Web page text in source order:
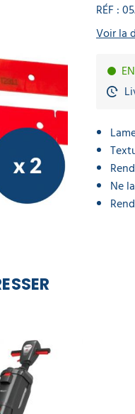
RÉF :
Voir la
Ne